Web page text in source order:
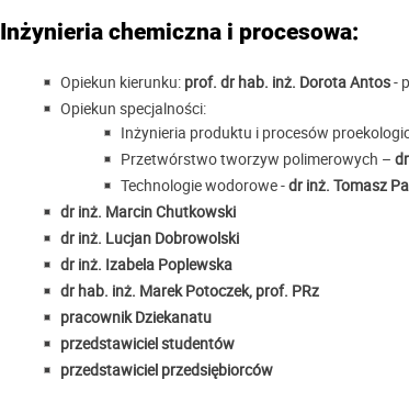
Inżynieria chemiczna i procesowa:
Opiekun kierunku: prof. dr hab. inż. Dorota Antos-
Opiekun specjalności:
Inżynieria produktu i procesów
Przetwórstwo tworzyw polimerowych –
Technologie wodorowe -dr inż. Tomasz
dr inż. Marcin Chutkowski
dr inż. Lucjan Dobrowolski
dr inż. Izabela Poplewska
dr hab. inż. Marek Potoczek, prof. PRz
pracownik Dziekanatu
przedstawiciel studentów
przedstawiciel przedsiębiorców